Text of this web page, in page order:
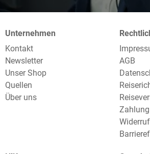
Unternehmen
Kontakt
Newsletter
Unser Shop
Quellen
Über uns
AGB